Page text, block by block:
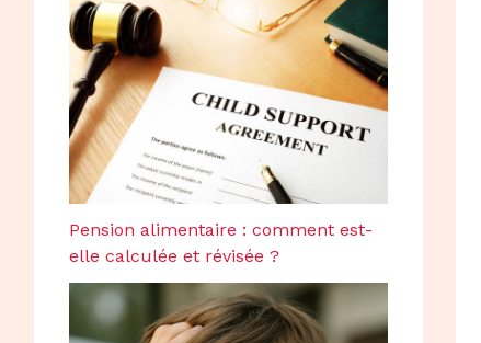
Pension alimentaire : comment est-
elle calculée et révisée ?